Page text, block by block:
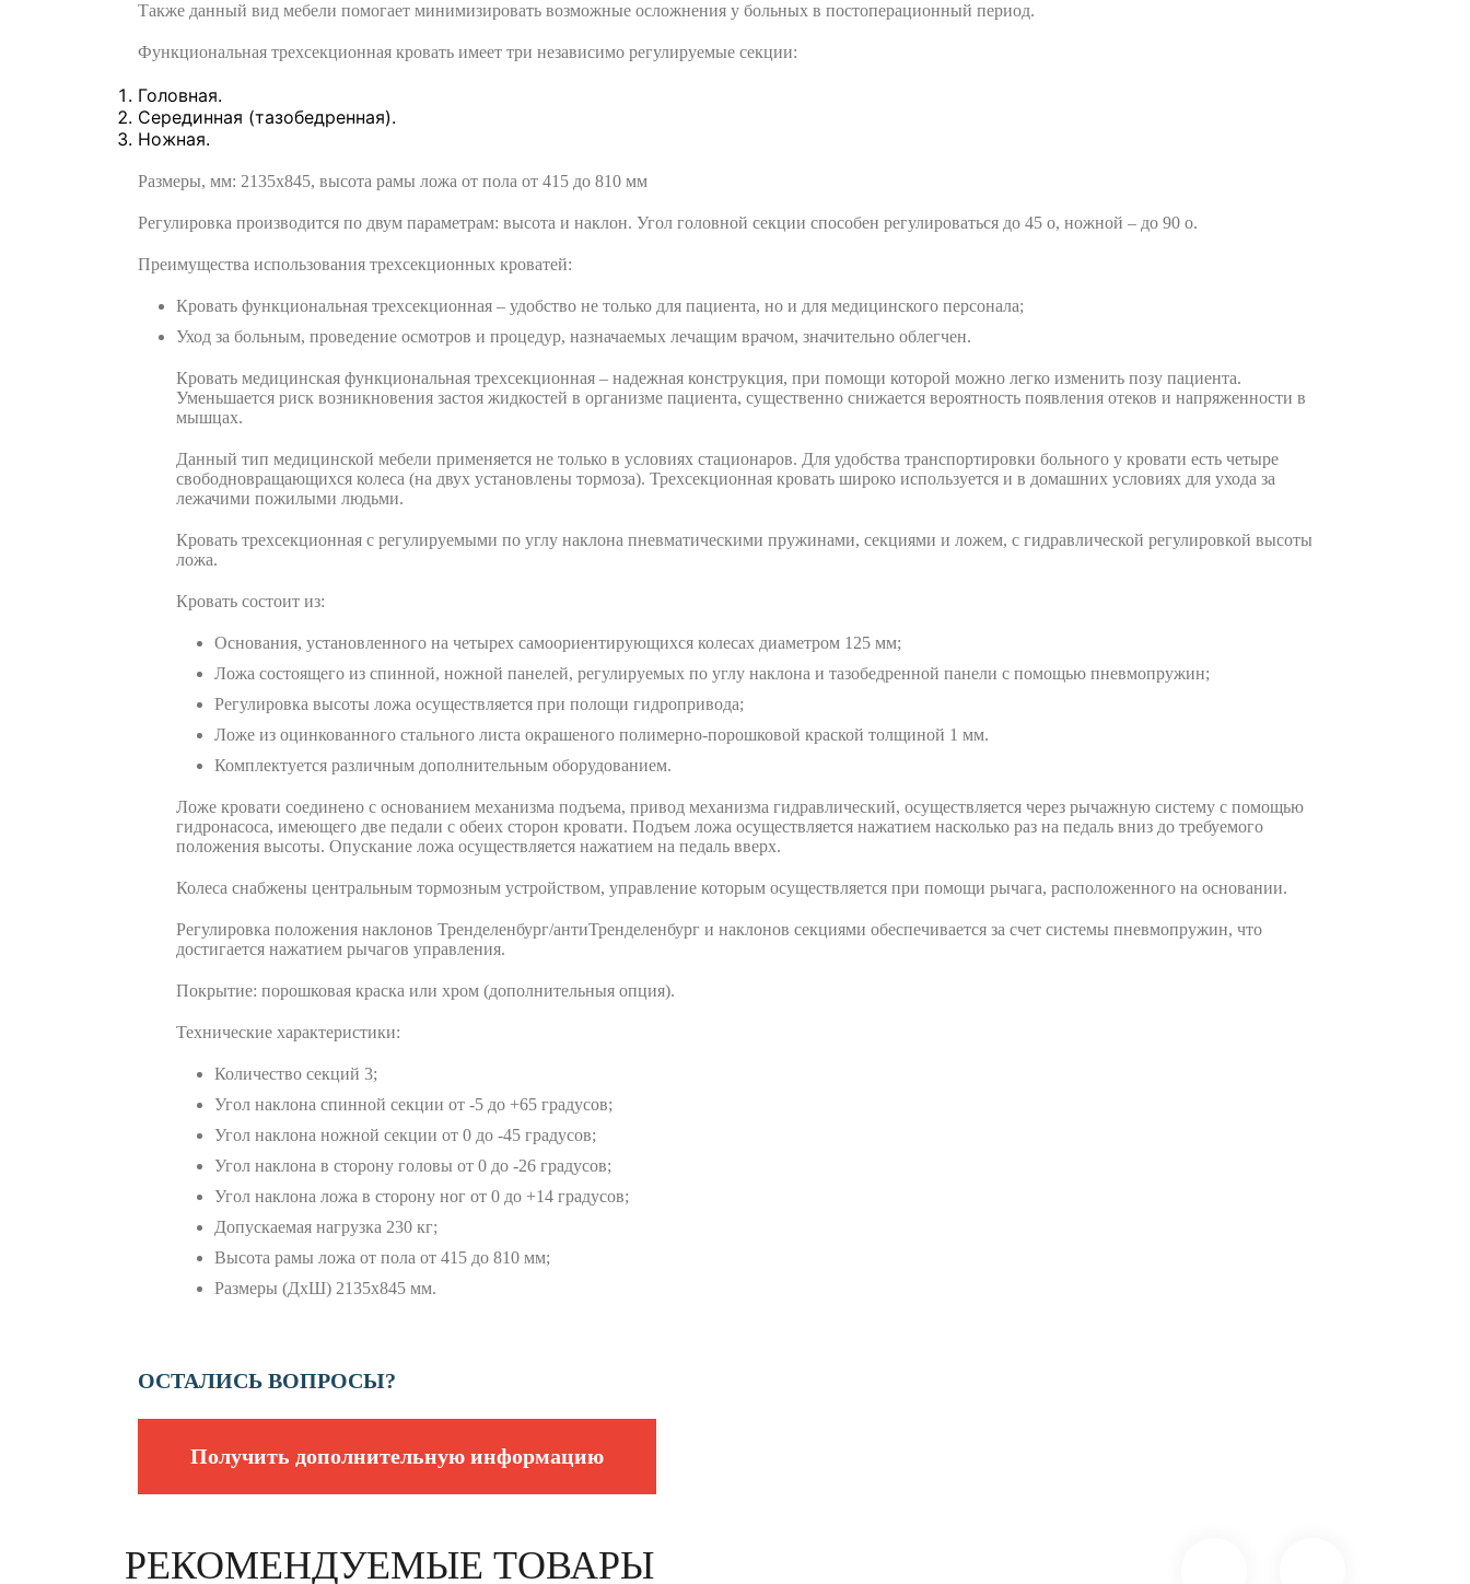
Также данный вид мебели помогает минимизировать возможные осложнения у больных в постоперационный период.
Функциональная трехсекционная кровать имеет три независимо регулируемые секции:
Головная.
Серединная (тазобедренная).
Ножная.
Размеры, мм: 2135х845, высота рамы ложа от пола от 415 до 810 мм
Регулировка производится по двум параметрам: высота и наклон. Угол головной секции способен регулироваться до 45 о, ножной – до 90 о.
Преимущества использования трехсекционных кроватей:
Кровать функциональная трехсекционная – удобство не только для пациента, но и для медицинского персонала;
Уход за больным, проведение осмотров и процедур, назначаемых лечащим врачом, значительно облегчен.
Кровать медицинская функциональная трехсекционная – надежная конструкция, при помощи которой можно легко изменить позу пациента.
Уменьшается риск возникновения застоя жидкостей в организме пациента, существенно снижается вероятность появления отеков и напряженности в
мышцах.
Данный тип медицинской мебели применяется не только в условиях стационаров. Для удобства транспортировки больного у кровати есть четыре
свободновращающихся колеса (на двух установлены тормоза). Трехсекционная кровать широко используется и в домашних условиях для ухода за
лежачими пожилыми людьми.
Кровать трехсекционная с регулируемыми по углу наклона пневматическими пружинами, секциями и ложем, с гидравлической регулировкой высоты
ложа.
Кровать состоит из:
Основания, установленного на четырех самоориентирующихся колесах диаметром 125 мм;
Ложа состоящего из спинной, ножной панелей, регулируемых по углу наклона и тазобедренной панели с помощью пневмопружин;
Регулировка высоты ложа осуществляется при полощи гидропривода;
Ложе из оцинкованного стального листа окрашеного полимерно-порошковой краской толщиной 1 мм.
Комплектуется различным дополнительным оборудованием.
Ложе кровати соединено с основанием механизма подъема, привод механизма гидравлический, осуществляется через рычажную систему с помощью
гидронасоса, имеющего две педали с обеих сторон кровати. Подъем ложа осуществляется нажатием насколько раз на педаль вниз до требуемого
положения высоты. Опускание ложа осуществляется нажатием на педаль вверх.
Колеса снабжены центральным тормозным устройством, управление которым осуществляется при помощи рычага, расположенного на основании.
Регулировка положения наклонов Тренделенбург/антиТренделенбург и наклонов секциями обеспечивается за счет системы пневмопружин, что
достигается нажатием рычагов управления.
Покрытие: порошковая краска или хром (дополнительныя опция).
Технические характеристики:
Количество секций 3;
Угол наклона спинной секции от -5 до +65 градусов;
Угол наклона ножной секции от 0 до -45 градусов;
Угол наклона в сторону головы от 0 до -26 градусов;
Угол наклона ложа в сторону ног от 0 до +14 градусов;
Допускаемая нагрузка 230 кг;
Высота рамы ложа от пола от 415 до 810 мм;
Размеры (ДхШ) 2135х845 мм.
ОСТАЛИСЬ ВОПРОСЫ?
Получить дополнительную информацию
РЕКОМЕНДУЕМЫЕ ТОВАРЫ